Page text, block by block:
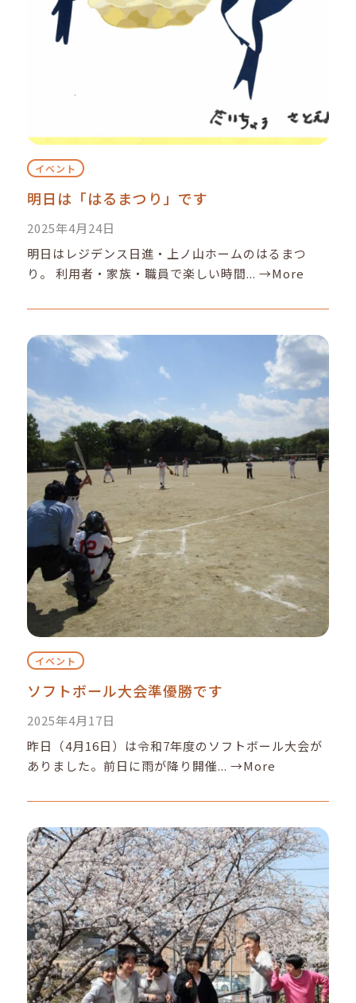
イベント
明日は「はるまつり」です
2025年4月24日
明日はレジデンス日進・上ノ山ホームのはるまつ
り。 利用者・家族・職員で楽しい時間...→More
イベント
ソフトボール大会準優勝です
2025年4月17日
昨日（4月16日）は令和7年度のソフトボール大会が
ありました。前日に雨が降り開催...→More